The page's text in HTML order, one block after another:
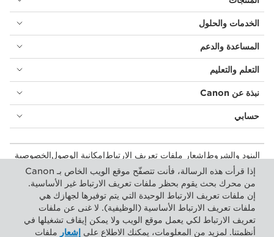
إذا قرأت هذه الرسالة، فأنت تتصفّح موقع الويب الخاص بـ Canon
من محرك بحث يقوم بحظر ملفات تعريف الارتباط غير الأساسية.
إن ملفات تعريف الارتباط الوحيدة التي يتم توفيرها لجهازك هي
ملفات تعريف الارتباط الأساسية (الوظيفية). لا غنى عن ملفات
تعريف الارتباط لكي يعمل موقع الويب ولا يمكن إيقاف تشغيلها في
أنظمتنا. لمزيد من المعلومات، يمكنك الاطلاع على إشعار ملفات
الخدمات والحلول
المساعدة والدعم
التعلم والتعليم
نبذة عن Canon
حسابي
البنود والشروطإشعار ملفات تعريف الارتباطإمكانية الوصولالخصوصية
بيان أشكال الرق المعاصرة (PDF)
المستهلك: مكان الشراء
الأعمال التجارية: أماكن الشراءإعدادات ملفات تعريف الارتباط
Canon Central and North Africa